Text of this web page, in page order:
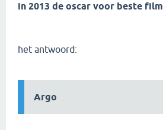
in 2013 de oscar voor beste film
het antwoord:
Argo